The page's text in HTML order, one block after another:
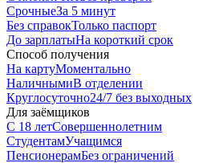
СрочныеЗа 5 минут
Без справокТолько паспорт
До зарплатыНа короткий срок
Способ получения
На картуМоментально
НаличнымиВ отделении
Круглосуточно24/7 без выходных
Для заёмщиков
С 18 летСовершеннолетним
СтудентамУчащимся
ПенсионерамБез ограничений